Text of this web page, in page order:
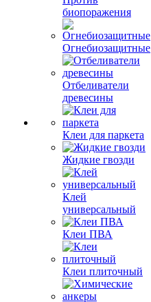
биопоражения
Огнебиозащитные
Отбеливатели
древесины
Клеи для паркета
Жидкие гвозди
Клей
универсальный
Клеи ПВА
Клеи плиточный